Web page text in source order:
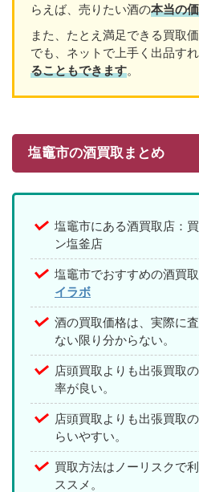
らえば、売りたい酒の本当の
また、たとえ満足できる買取
でも、ネットで上手く出品すれ
ることもできます。
塩竈市の酒買取まとめ
塩竈市にある酒買取店：
ン塩釜店
塩竈市でおすすめの酒買取
イラボ
酒の買取価格は、実際に
ない限り分からない。
店頭買取よりも出張買取
率が良い。
店頭買取よりも出張買取
らいやすい。
買取方法はノーリスクで
ススメ。